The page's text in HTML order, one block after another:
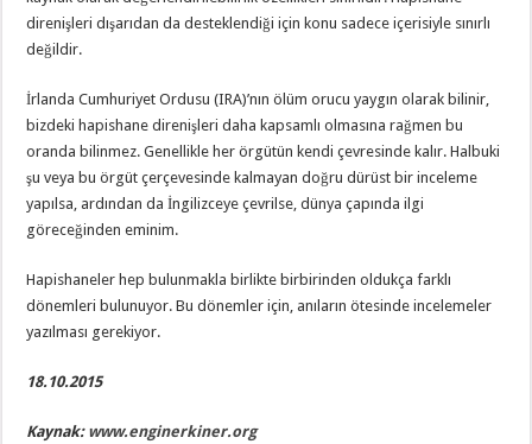
direnişleri dışarıdan da desteklendiği için konu sadece içerisiyle sınırlı
değildir.
İrlanda Cumhuriyet Ordusu (IRA)’nın ölüm orucu yaygın olarak bilinir,
bizdeki hapishane direnişleri daha kapsamlı olmasına rağmen bu
oranda bilinmez. Genellikle her örgütün kendi çevresinde kalır. Halbuki
şu veya bu örgüt çerçevesinde kalmayan doğru dürüst bir inceleme
yapılsa, ardından da İngilizceye çevrilse, dünya çapında ilgi
göreceğinden eminim.
Hapishaneler hep bulunmakla birlikte birbirinden oldukça farklı
dönemleri bulunuyor. Bu dönemler için, anıların ötesinde incelemeler
yazılması gerekiyor.
18.10.2015
Kaynak: www.enginerkiner.org